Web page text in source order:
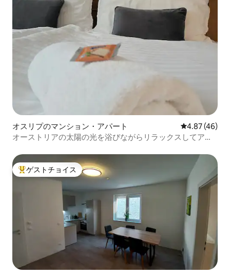
オスリプのマンション・アパート レビュー46
4.87 (46)
オーストリアの太陽の光を浴びながらリラックスしてアク
大好評のゲストチョイスです。
ゲストチョイス